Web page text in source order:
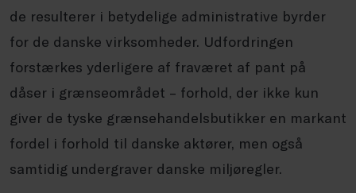
de resulterer i betydelige administrative byrder
for de danske virksomheder. Udfordringen
forstærkes yderligere af fraværet af pant på
dåser i grænseområdet – forhold, der ikke kun
giver de tyske grænsehandelsbutikker en markant
fordel i forhold til danske aktører, men også
samtidig undergraver danske miljøregler.